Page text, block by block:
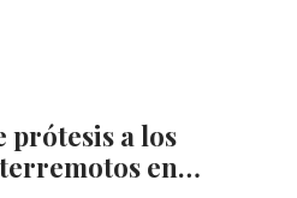
prótesis a los
en…